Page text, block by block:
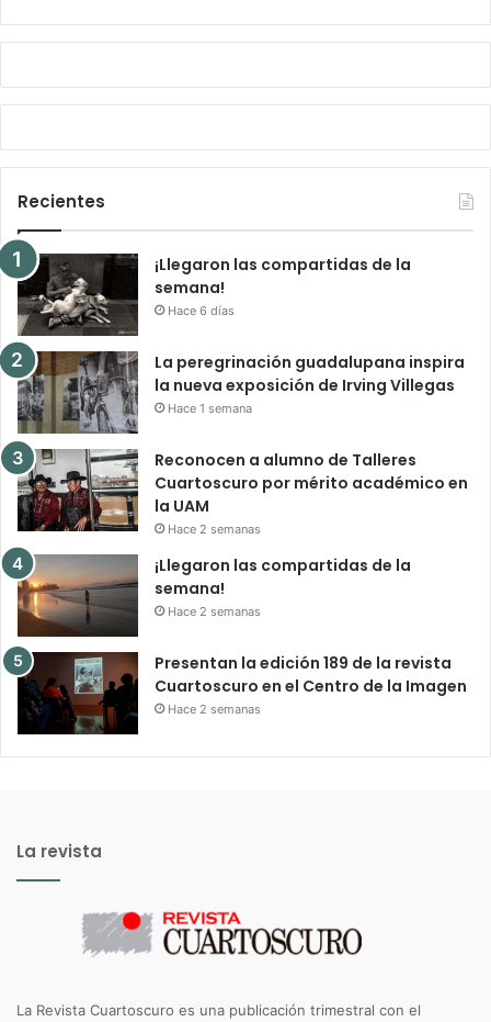
Recientes
¡Llegaron las compartidas de la
semana!
Hace 6 días
La peregrinación guadalupana inspira
la nueva exposición de Irving Villegas
Hace 1 semana
Reconocen a alumno de Talleres
Cuartoscuro por mérito académico en
la UAM
Hace 2 semanas
¡Llegaron las compartidas de la
semana!
Hace 2 semanas
Presentan la edición 189 de la revista
Cuartoscuro en el Centro de la Imagen
Hace 2 semanas
La revista
La Revista Cuartoscuro es una publicación trimestral con el